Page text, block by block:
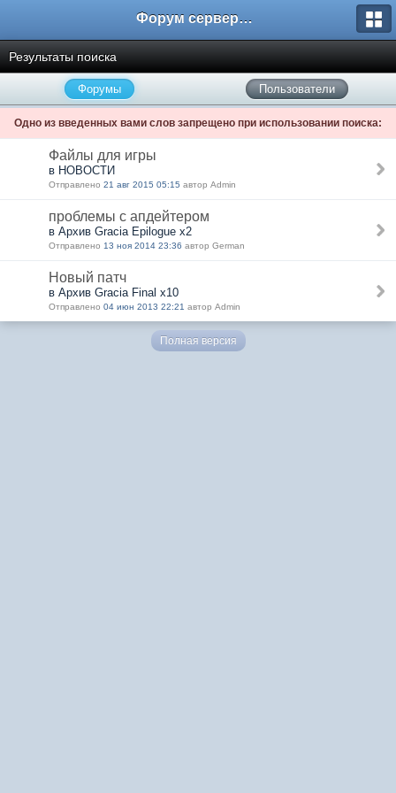
Форум сервера www.L2Nezabudka.ru
Результаты поиска
Форумы Пользователи
Одно из введенных вами слов запрещено при использовании поиска:
Файлы для игры
в НОВОСТИ
Отправлено 21 авг 2015 05:15 автор Admin
проблемы с апдейтером
в Архив Gracia Epilogue x2
Отправлено 13 ноя 2014 23:36 автор German
Новый патч
в Архив Gracia Final x10
Отправлено 04 июн 2013 22:21 автор Admin
Полная версия